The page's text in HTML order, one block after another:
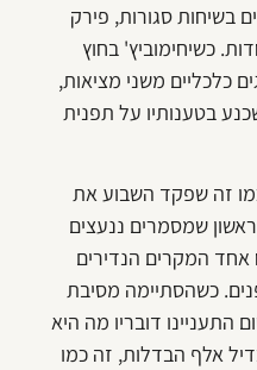
בשיחות סגורות, פירק
כשיחימוביץ' בחוץ
כלכליים משני מציאות,
בטענותיו על תפנית
זה שפקד השבוע את
שמסמרים ננעצים
אחד המקרים הנדירים
כשהסתיימה מסיבת
התעניינו דובריו מה היא
אלף הבדלות, זה כמו